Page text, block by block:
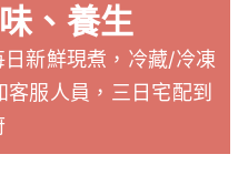
、養生
新鮮現煮，冷藏/冷凍
服人員，三日宅配到